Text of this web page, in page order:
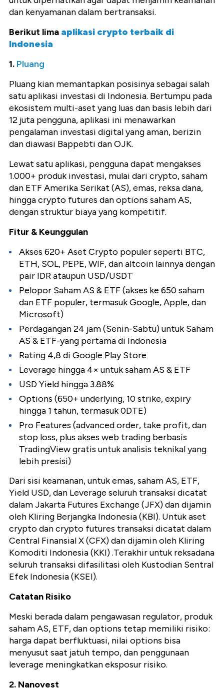
dan kenyamanan dalam bertransaksi.
Berikut lima aplikasi crypto terbaik di
Indonesia
1. Pluang
Pluang kian memantapkan posisinya sebagai salah
satu aplikasi investasi di Indonesia. Bertumpu pada
ekosistem multi-aset yang luas dan basis lebih dari
12 juta pengguna, aplikasi ini menawarkan
pengalaman investasi digital yang aman, berizin
dan diawasi Bappebti dan OJK.
Lewat satu aplikasi, pengguna dapat mengakses
1.000+ produk investasi, mulai dari crypto, saham
dan ETF Amerika Serikat (AS), emas, reksa dana,
hingga crypto futures dan options saham AS,
dengan struktur biaya yang kompetitif.
Fitur & Keunggulan
Akses 620+ Aset Crypto populer seperti BTC,
ETH, SOL, PEPE, WIF, dan altcoin lainnya dengan
pair IDR ataupun USD/USDT
Pelopor Saham AS & ETF (akses ke 650 saham
dan ETF populer, termasuk Google, Apple, dan
Microsoft)
Perdagangan 24 jam (Senin-Sabtu) untuk Saham
AS & ETF-yang pertama di Indonesia
Rating 4,8 di Google Play Store
Leverage hingga 4× untuk saham AS & ETF
USD Yield hingga 3.88%
Options (650+ underlying, 10 strike, expiry
hingga 1 tahun, termasuk 0DTE)
Pro Features (advanced order, take profit, dan
stop loss, plus akses web trading berbasis
TradingView gratis untuk analisis teknikal yang
lebih presisi)
Dari sisi keamanan, untuk emas, saham AS, ETF,
Yield USD, dan Leverage seluruh transaksi dicatat
dalam Jakarta Futures Exchange (JFX) dan dijamin
oleh Kliring Berjangka Indonesia (KBI). Untuk aset
crypto dan crypto futures transaksi dicatat dalam
Central Finansial X (CFX) dan dijamin oleh Kliring
Komoditi Indonesia (KKI) .Terakhir untuk reksadana
seluruh transaksi difasilitasi oleh Kustodian Sentral
Efek Indonesia (KSEI).
Catatan Risiko
Meski berada dalam pengawasan regulator, produk
saham AS, ETF, dan options tetap memiliki risiko:
harga dapat berfluktuasi, nilai options bisa
menyusut saat jatuh tempo, dan penggunaan
leverage meningkatkan eksposur risiko.
2. Nanovest